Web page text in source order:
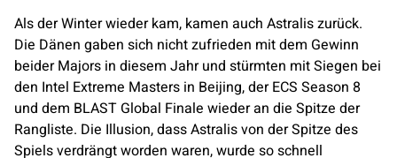
Als der Winter wieder kam, kamen auch Astraliszurück.
Die Dänen gaben sich nicht zufrieden mit dem Gewinn
beider Majors in diesem Jahr und stürmten mit Siegen bei
den Intel Extreme Masters in Beijing, der ECS Season 8
und dem BLAST Global Finale wieder an die Spitze der
Rangliste. Die Illusion, dassAstralisvon der Spitze des
Spiels verdrängt worden waren, wurde so schnell